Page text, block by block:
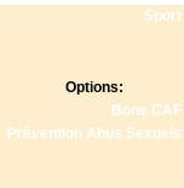
Sport
Options:
Bons CAF
Prévention Abus Sexuels